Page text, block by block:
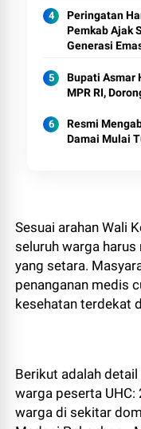
Peringatan
Pemkab Ajak
Generasi
Bupati Asmar
MPR RI,
Resmi
Damai Mulai
Sesuai arahan Wali
seluruh warga
yang setara.
penanganan medis
kesehatan terdekat
Berikut adalah
warga peserta
warga di sekitar